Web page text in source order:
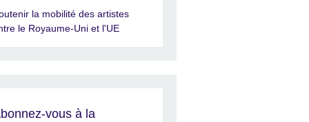
la mobilité des artistes
le Royaume-Uni et l'UE
vous à la